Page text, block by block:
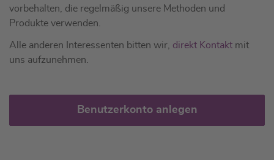
vorbehalten, die regelmäßig unsere Methoden und
Produkte verwenden.
Alle anderen Interessenten bitten wir, direkt Kontakt mit
uns aufzunehmen.
Benutzerkonto anlegen